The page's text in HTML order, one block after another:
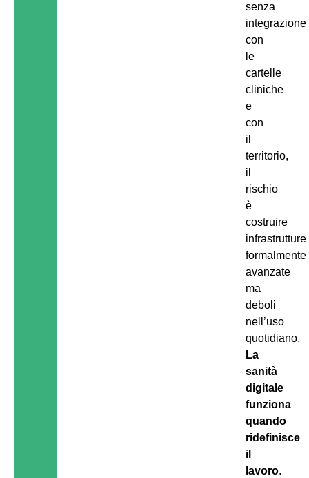
senza
integrazione
con
le
cartelle
cliniche
e
con
il
territorio,
il
rischio
è
costruire
infrastrutture
formalmente
avanzate
ma
deboli
nell’uso
quotidiano.
La
sanità
digitale
funziona
quando
ridefinisce
il
lavoro.